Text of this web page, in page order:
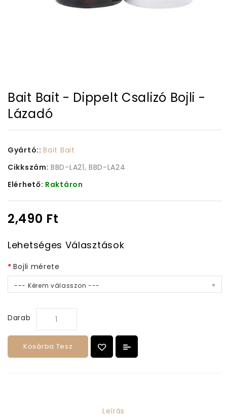
Bait Bait - Dippelt Csalizó Bojli -
Lázadó
Gyártó::Bait Bait
Cikkszám: BBD-LA21, BBD-LA24
Elérhető: Raktáron
2,490 Ft
Lehetséges Választások
Bojli mérete
--- Kérem válasszon ---
Darab
Kosárba Tesz
Leírás